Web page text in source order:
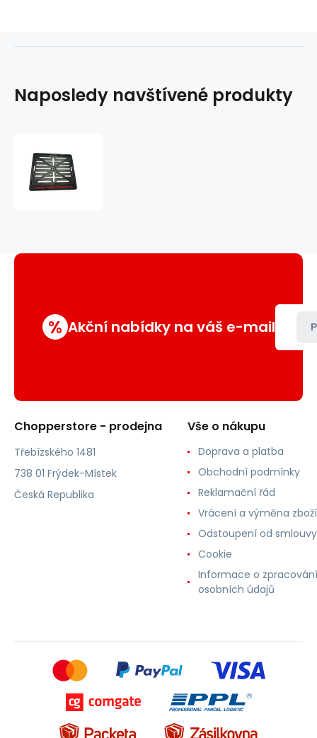
Naposledy navštívené produkty
% Akční nabídky na váš e-mail
Chopperstore - prodejna
Třebízského 1481
738 01 Frýdek-Místek
Česká Republika
Vše o nákupu
Doprava a platba
Obchodní podmínky
Reklamační řád
Vrácení a výměna zboží
Odstoupení od smlouvy
Cookie
Informace o zpracování
osobních údajů